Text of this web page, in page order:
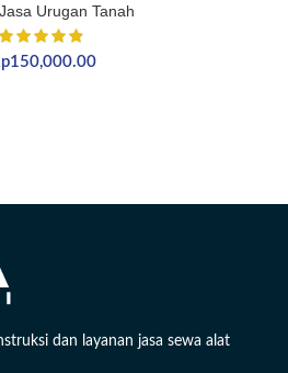
Urugan Tanah
150,000.00
dan layanan jasa sewa alat